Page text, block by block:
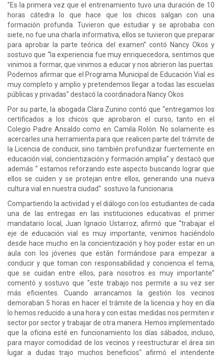
"Es la primera vez que el entrenamiento tuvo una duración de 10
horas cátedra lo que hace que los chicos salgan con una
formación profunda. Tuvieron que estudiar y se aprobaba con
siete, no fue una charla informativa, ellos se tuvieron que preparar
para aprobar la parte teórica del examen” contó Nancy Okos y
sostuvo que “la experiencia fue muy enriquecedora, sentimos que
vinimos a formar, que vinimos a educar y nos abrieron las puertas.
Podemos afirmar que el Programa Municipal de Educación Vial es
muy completo y amplio y pretendemos llegar a todas las escuelas
públicas y privadas" destacó la coordinadora Nancy Okos
Por su parte, la abogada Clara Zunino contó que “entregamos los
certificados a los chicos que aprobaron el curso, tanto en el
Colegio Padre Ansaldo como en Camila Rolón. No solamente es
acercarles una herramienta para que realicen parte del trámite de
la Licencia de conducir, sino también profundizar fuertemente en
educación vial, concientización y formación amplia” y destacó que
además “ estamos reforzando este aspecto buscando lograr que
ellos se cuiden y se protejan entre ellos, generando una nueva
cultura vial en nuestra ciudad" sostuvo la funcionaria.
Compartiendo la actividad y el diálogo con los estudiantes de cada
una de las entregas en las instituciones educativas el primer
mandatario local, Juan Ignacio Ustarroz, afirmó que “trabajar el
eje de educación vial es muy importante, venimos haciéndolo
desde hace mucho en la concientización y hoy poder estar en un
aula con los jóvenes que están formándose para empezar a
conducir y que toman con responsabilidad y conciencia el tema,
que se cuidan entre ellos, para nosotros es muy importante”
comentó y sostuvo que “este trabajo nos permite a su vez ser
más eficientes. Cuando arrancamos la gestión los vecinos
demoraban 5 horas en hacer el trámite de la licencia y hoy en día
lo hemos reducido a una hora y con estas medidas nos permiten ir
sector por sector y trabajar de otra manera. Hemos implementado
que la oficina esté en funcionamiento los días sábados, incluso,
para mayor comodidad de los vecinos y reestructurar el área sin
lugar a dudas trajo muchos beneficios" afirmó el intendente